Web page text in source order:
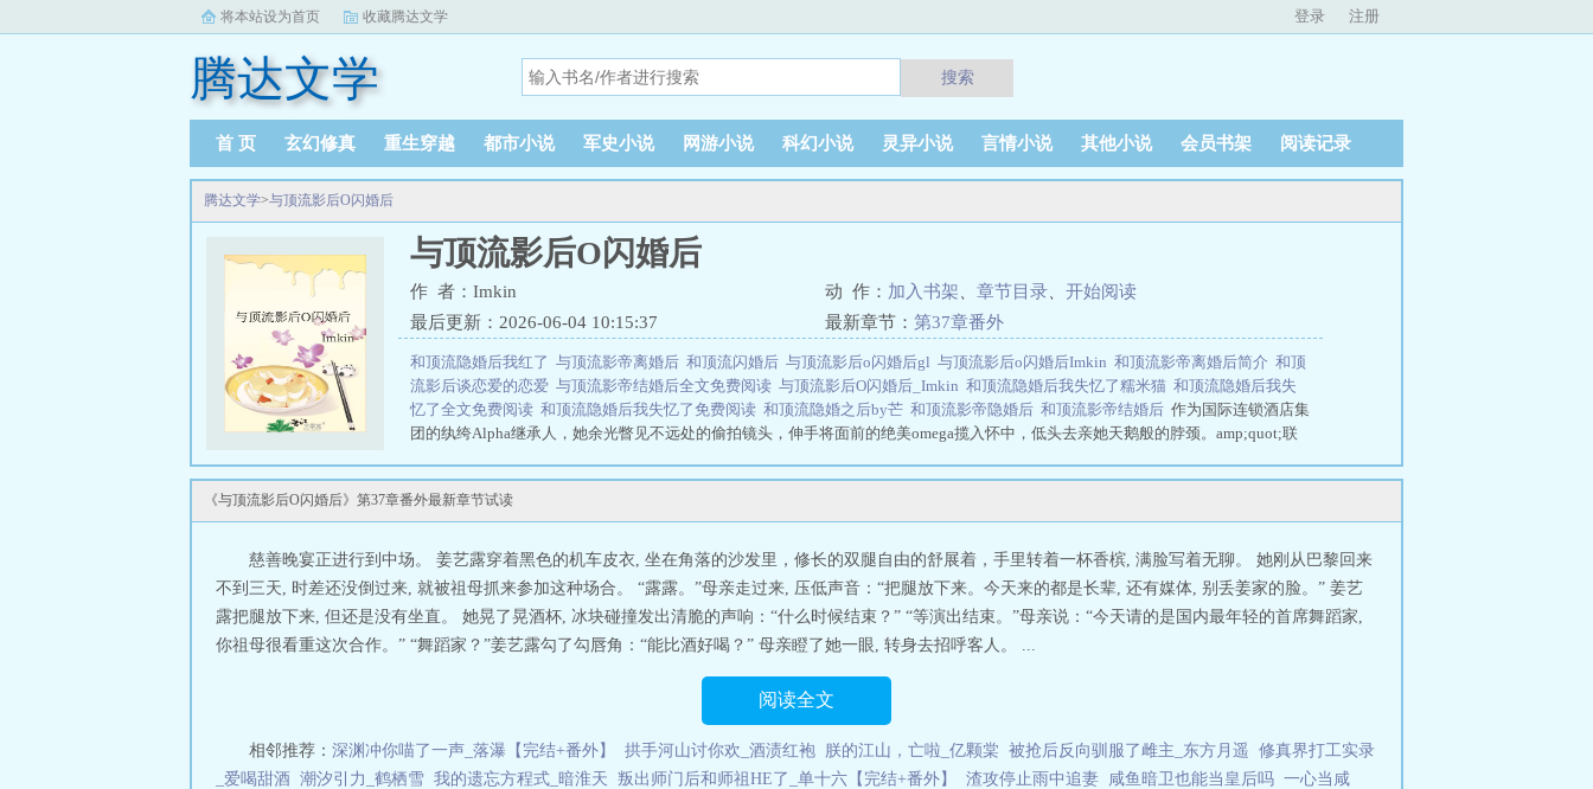
将本站设为首页 收藏腾达文学 登录 注册
腾达文学 搜索
首 页 玄幻修真 重生穿越 都市小说 军史小说 网游小说 科幻小说 灵异小说 言情小说 其他小说 会员书架 阅读记录
腾达文学>与顶流影后O闪婚后
与顶流影后O闪婚后
作 者：Imkin 动 作： 加入书架 章节目录
开始阅读
最后更新：2026-06-04 10:15:37
最新章节： 第37章番外
和顶流隐婚后我红了 与顶流影帝离婚后 和顶流闪婚后 与顶流影后o闪婚后gl 与顶流影后o闪婚后Imkin 和顶流影帝离婚后简介 和顶
流影后谈恋爱的恋爱 与顶流影帝结婚后全文免费阅读 与顶流影后O闪婚后_Imkin 和顶流隐婚后我失忆了糯米猫 和顶流隐婚后我失
忆了全文免费阅读 和顶流隐婚后我失忆了免费阅读 和顶流隐婚之后by芒 和顶流影帝隐婚后 和顶流影帝结婚后 作为国际连锁酒店集
团的纨绔Alpha继承人，她余光瞥见不远处的偷拍镜头，伸手将面前的绝美omega揽入怀中，低头去亲她天鹅般的脖颈。amp;quot;联
《与顶流影后O闪婚后》第37章番外最新章节试读
慈善晚宴正进行到中场。 姜艺露穿着黑色的机车皮衣, 坐在角落的沙发里，修长的双腿自由的舒展着，手里转着一杯香槟, 满脸写着无聊。 她刚从巴黎回来
不到三天, 时差还没倒过来, 就被祖母抓来参加这种场合。 “露露。”母亲走过来, 压低声音：“把腿放下来。今天来的都是长辈, 还有媒体, 别丢姜家的脸。” 姜艺
露把腿放下来, 但还是没有坐直。 她晃了晃酒杯, 冰块碰撞发出清脆的声响：“什么时候结束？” “等演出结束。”母亲说：“今天请的是国内最年轻的首席舞蹈家,
你祖母很看重这次合作。” “舞蹈家？”姜艺露勾了勾唇角：“能比酒好喝？” 母亲瞪了她一眼, 转身去招呼客人。 ...
阅读全文
相邻推荐： 深渊冲你喵了一声_落瀑【完结+番外】 拱手河山讨你欢_酒渍红袍 朕的江山，亡啦_亿颗棠 被抢后反向驯服了雌主_东方月遥 修真界打工实录
_爱喝甜酒 潮汐引力_鹤栖雪 我的遗忘方程式_暗淮天 叛出师门后和师祖HE了_单十六【完结+番外】 渣攻停止雨中追妻 咸鱼暗卫也能当皇后吗 一心当咸